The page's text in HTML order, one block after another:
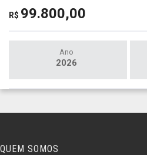
R$ 99.800,00
Ano
2026
QUEM SOMOS